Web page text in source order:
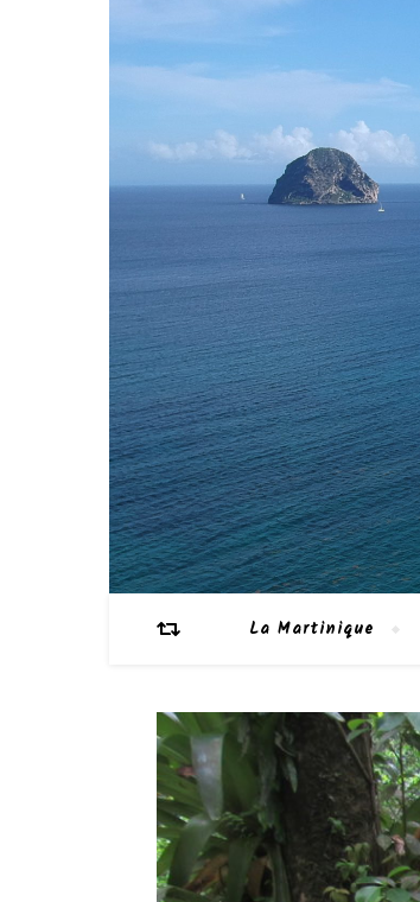
La Martinique